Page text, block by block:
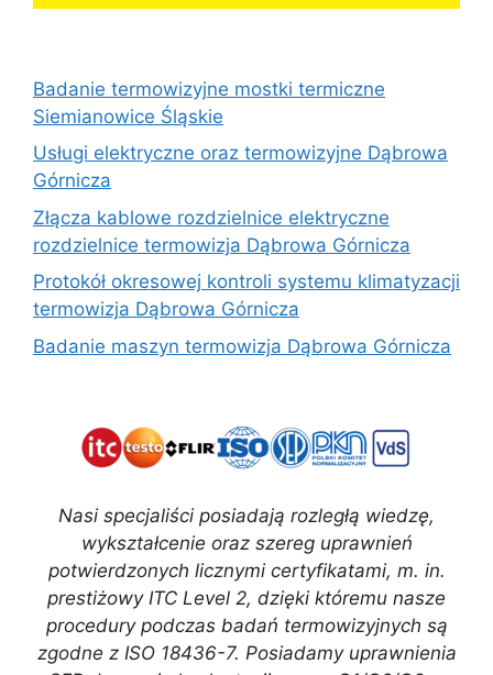
Badanie termowizyjne mostki termiczne
Siemianowice Śląskie
Usługi elektryczne oraz termowizyjne Dąbrowa
Górnicza
Złącza kablowe rozdzielnice elektryczne
rozdzielnice termowizja Dąbrowa Górnicza
Protokół okresowej kontroli systemu klimatyzacji
termowizja Dąbrowa Górnicza
Badanie maszyn termowizja Dąbrowa Górnicza
Nasi specjaliści posiadają rozległą wiedzę,
wykształcenie oraz szereg uprawnień
potwierdzonych licznymi certyfikatami, m. in.
prestiżowy ITC Level 2, dzięki któremu nasze
procedury podczas badań termowizyjnych są
zgodne z ISO 18436-7. Posiadamy uprawnienia